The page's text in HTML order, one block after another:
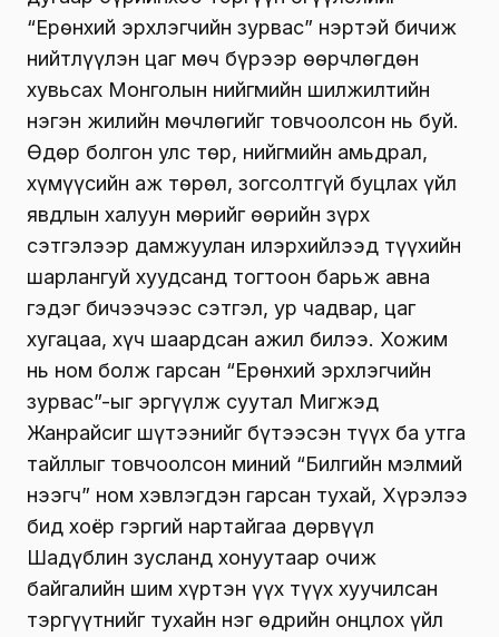
“Ерөнхий эрхлэгчийн зурвас” нэртэй бичиж
нийтлүүлэн цаг мөч бүрээр өөрчлөгдөн
хувьсах Монголын нийгмийн шилжилтийн
нэгэн жилийн мөчлөгийг товчоолсон нь буй.
Өдөр болгон улс төр, нийгмийн амьдрал,
хүмүүсийн аж төрөл, зогсолтгүй буцлах үйл
явдлын халуун мөрийг өөрийн зүрх
сэтгэлээр дамжуулан илэрхийлээд түүхийн
шарлангуй хуудсанд тогтоон барьж авна
гэдэг бичээчээс сэтгэл, ур чадвар, цаг
хугацаа, хүч шаардсан ажил билээ. Хожим
нь ном болж гарсан “Ерөнхий эрхлэгчийн
зурвас”-ыг эргүүлж суутал Мигжэд
Жанрайсиг шүтээнийг бүтээсэн түүх ба утга
тайллыг товчоолсон миний “Билгийн мэлмий
нээгч” ном хэвлэгдэн гарсан тухай, Хүрэлээ
бид хоёр гэргий нартайгаа дөрвүүл
Шадүблин зусланд хонуутаар очиж
байгалийн шим хүртэн үүх түүх хуучилсан
тэргүүтнийг тухайн нэг өдрийн онцлох үйл